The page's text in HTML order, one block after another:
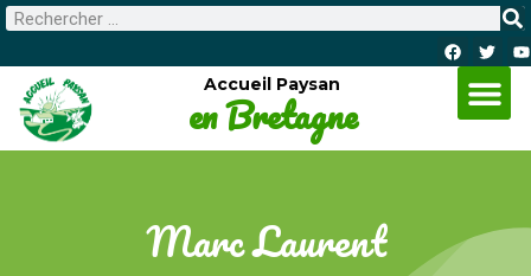
Accueil Paysan
en Bretagne
Marc Laurent